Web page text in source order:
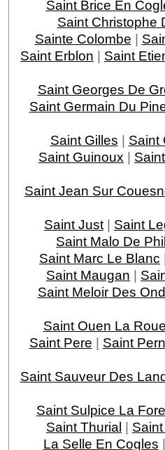
Saint Brice En
Saint Christophe
Sainte Colombe |
Saint Erblon | Saint
Saint Georges De
Saint Germain Du
Saint Gilles | Saint
Saint Guinoux |
Saint Jean Sur
Saint Just | Saint
Saint Malo De
Saint Marc Le Blanc
Saint Maugan |
Saint Meloir Des
Saint Ouen La
Saint Pere | Saint Pern
Saint Sauveur Des
Saint Sulpice La
Saint Thurial |
La Selle En Cogles |